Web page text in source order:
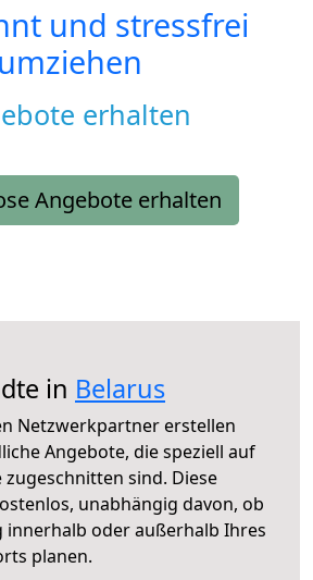
und stressfrei
umziehen
erhalten
Angebote erhalten
in Belarus
Netzwerkpartner erstellen
Angebote, die speziell auf
sind. Diese
unabhängig davon, ob
innerhalb oder außerhalb Ihres
planen.